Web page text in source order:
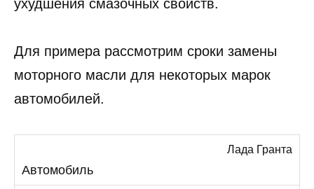
ухудшения смазочных свойств.
Для примера рассмотрим сроки замены
моторного масли для некоторых марок
автомобилей.
Лада Гранта